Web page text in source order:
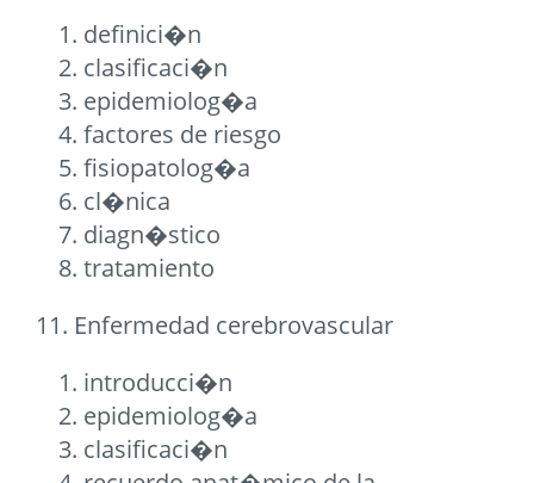
definici�n
clasificaci�n
epidemiolog�a
factores de riesgo
fisiopatolog�a
cl�nica
diagn�stico
tratamiento
11. Enfermedad cerebrovascular
introducci�n
epidemiolog�a
clasificaci�n